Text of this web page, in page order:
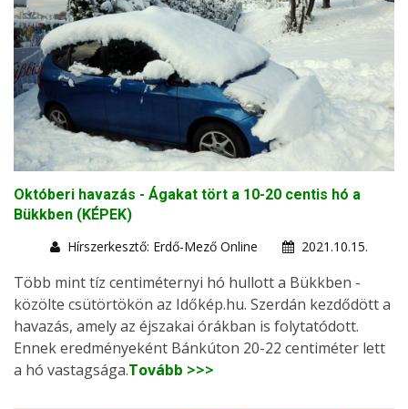
Októberi havazás - Ágakat tört a 10-20 centis hó a
Bükkben (KÉPEK)
Hírszerkesztő: Erdő-Mező Online
2021.10.15.
Több mint tíz centiméternyi hó hullott a Bükkben -
közölte csütörtökön az Időkép.hu. Szerdán kezdődött a
havazás, amely az éjszakai órákban is folytatódott.
Ennek eredményeként Bánkúton 20-22 centiméter lett
a hó vastagsága.Tovább >>>